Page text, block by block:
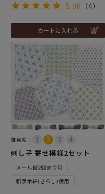
5.00 （4）
カートに入れる
難易度：
刺し子 寄せ模様2セット
メール便2個まで可
和泉木綿(さらし)使用